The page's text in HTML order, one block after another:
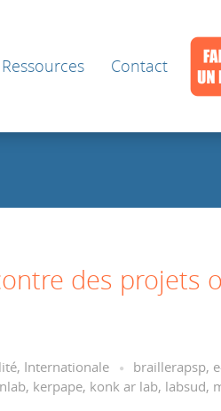
Ressources Contact
des
, Internationale braillerapsp,
, kerpape, konk ar lab, labsud,